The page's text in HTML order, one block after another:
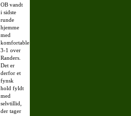
OB vandt
i sidste
runde
hjemme
med
komfortable
3-1 over
Randers.
Det er
derfor et
fynsk
hold fyldt
med
selvtillid,
der tager